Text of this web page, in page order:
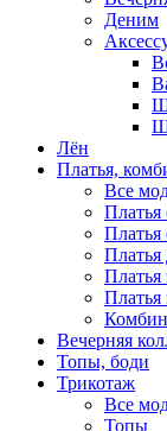
Деним
Лён
Платья,
Все
Платья
Платья
Вечерняя
Топы, боди
Трикотаж
Все
Топы